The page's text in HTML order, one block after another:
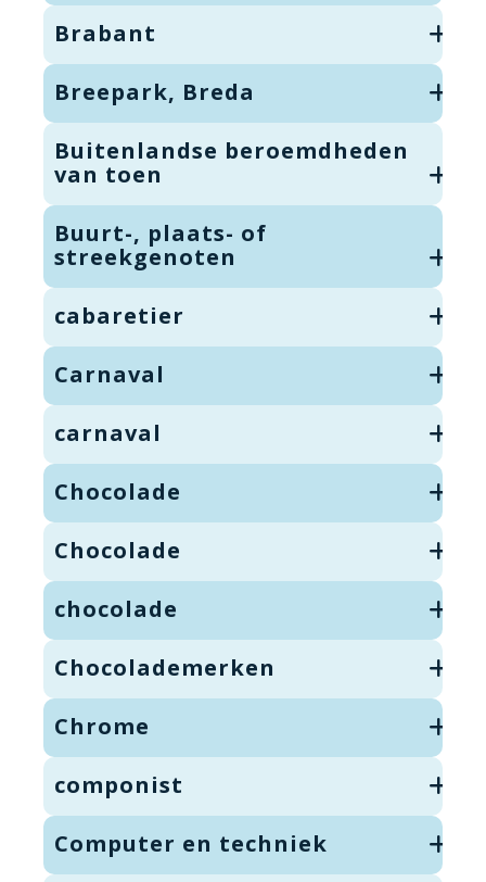
Brabant
Breepark, Breda
Buitenlandse beroemdheden
van toen
Buurt-, plaats- of
streekgenoten
cabaretier
Carnaval
carnaval
Chocolade
Chocolade
chocolade
Chocolademerken
Chrome
componist
Computer en techniek